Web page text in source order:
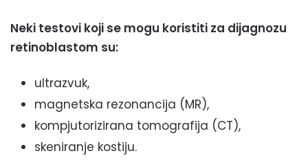
Neki testovi koji se mogu koristiti za dijagnozu
retinoblastom su:
ultrazvuk,
magnetska rezonancija (MR),
kompjutorizirana tomografija (CT),
skeniranje kostiju.